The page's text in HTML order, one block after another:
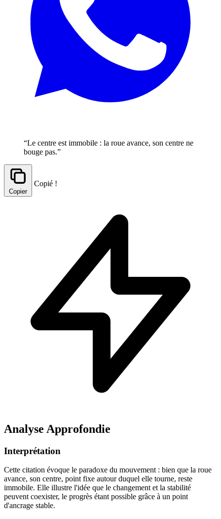
“Le centre est immobile : la roue avance, son centre ne
bouge pas.”
Copier
Copié !
Analyse Approfondie
Interprétation
Cette citation évoque le paradoxe du mouvement : bien que la roue
avance, son centre, point fixe autour duquel elle tourne, reste
immobile. Elle illustre l'idée que le changement et la stabilité
peuvent coexister, le progrès étant possible grâce à un point
d'ancrage stable.